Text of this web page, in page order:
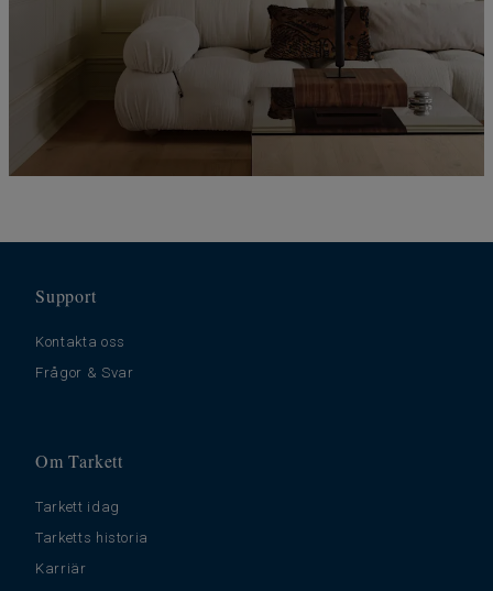
Support
Kontakta oss
Frågor & Svar
Om Tarkett
Tarkett idag
Tarketts historia
Karriär